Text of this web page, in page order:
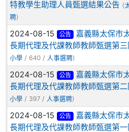
特教學生助理人員甄選結果公告 (
聘)
2024-08-15 公告
嘉義縣太保市
長期代理及代課教師教師甄選第
小學 / 640 / 人事選聘)
2024-08-15 公告
嘉義縣太保市
長期代理及代課教師教師甄選第
小學 / 397 / 人事選聘)
2024-08-15 公告
嘉義縣太保市
長期代理及代課教師教師甄選第